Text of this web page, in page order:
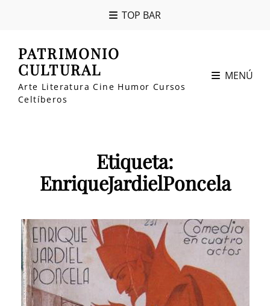
TOP BAR
PATRIMONIO
CULTURAL
Arte Literatura Cine Humor Cursos
Celtíberos
MENÚ
Etiqueta:
EnriqueJardielPoncela